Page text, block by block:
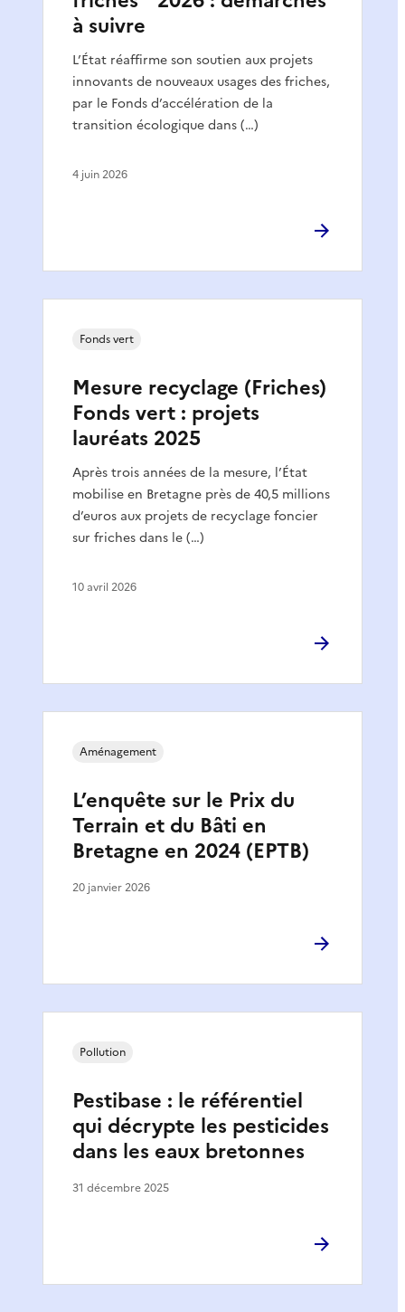
à suivre
L’État réaffirme son soutien aux projets
innovants de nouveaux usages des friches,
par le Fonds d’accélération de la
transition écologique dans (…)
4 juin 2026
Mesure recyclage (Friches)
Fonds vert : projets
lauréats 2025
Après trois années de la mesure, l’État
mobilise en Bretagne près de 40,5 millions
d’euros aux projets de recyclage foncier
sur friches dans le (…)
Fonds vert
10 avril 2026
L’enquête sur le Prix du
Terrain et du Bâti en
Bretagne en 2024 (EPTB)
Aménagement
20 janvier 2026
Pestibase : le référentiel
qui décrypte les pesticides
dans les eaux bretonnes
Pollution
31 décembre 2025